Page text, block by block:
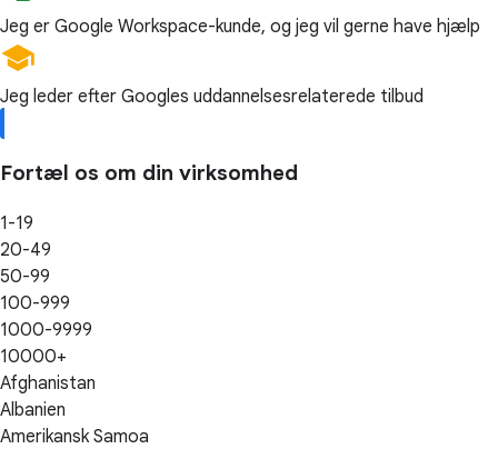
Jeg er Google Workspace-kunde, og jeg vil gerne have hjælp
Jeg leder efter Googles uddannelsesrelaterede tilbud
Fortæl os om din virksomhed
1-19
20-49
50-99
100-999
1000-9999
10000+
Afghanistan
Albanien
Amerikansk Samoa